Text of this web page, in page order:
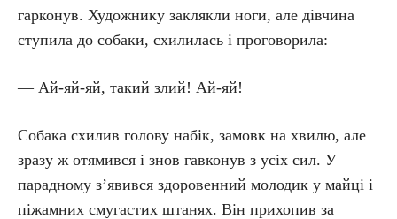
гарконув. Художнику заклякли ноги, але дівчина
ступила до собаки, схилилась і проговорила:
— Ай-яй-яй, такий злий! Ай-яй!
Собака схилив голову набік, замовк на хвилю, але
зразу ж отямився і знов гавконув з усіх сил. У
парадному з’явився здоровенний молодик у майці і
піжамних смугастих штанях. Він прихопив за